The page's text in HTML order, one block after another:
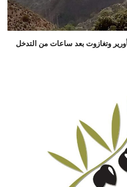
وتغازوت بعد ساعات من التدخل